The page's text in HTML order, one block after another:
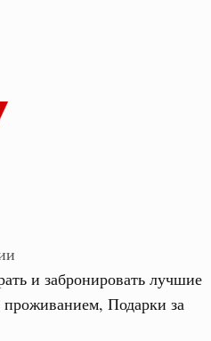
и забронировать лучшие
Подарки за